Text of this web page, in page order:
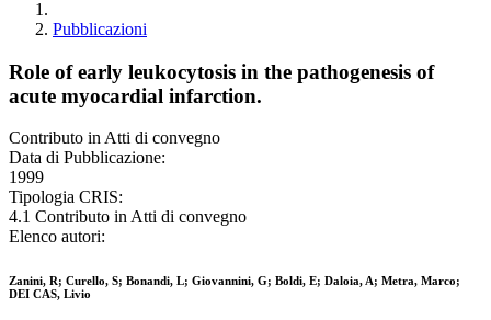
Pubblicazioni
Role of early leukocytosis in the pathogenesis of
acute myocardial infarction.
Contributo in Atti di convegno
Data di Pubblicazione:
1999
Tipologia CRIS:
4.1 Contributo in Atti di convegno
Elenco autori:
Zanini, R; Curello, S; Bonandi, L; Giovannini, G; Boldi, E; Daloia, A; Metra, Marco;
DEI CAS, Livio